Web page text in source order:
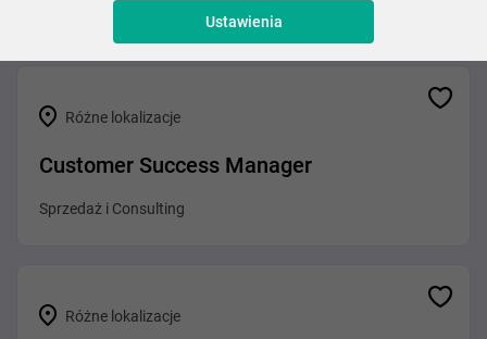
Różne lokalizacje
Customer Success Manager
Sprzedaż i Consulting
Różne lokalizacje
Ustawienia